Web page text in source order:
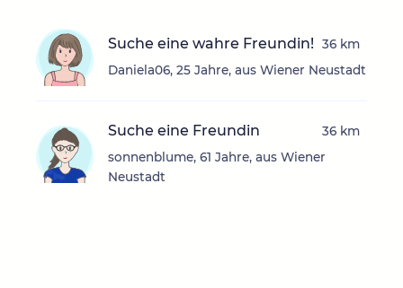
Suche eine wahre Freundin!
Daniela06, 25 Jahre, aus Wiener Neustadt
36 km
Suche eine Freundin
sonnenblume, 61 Jahre, aus Wiener
Neustadt
36 km